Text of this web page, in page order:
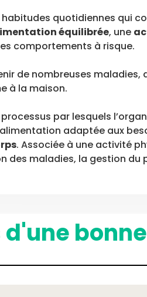
habitudes quotidiennes qui
équilibrée, une
comportements à risque.
de nombreuses
à la maison.
par lesquels
adaptée aux
. Associée à une activité
des maladies, la gestion
d'une